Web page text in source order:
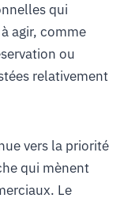
qui
agir, comme
ou
relativement
vers la priorité
qui mènent
Le